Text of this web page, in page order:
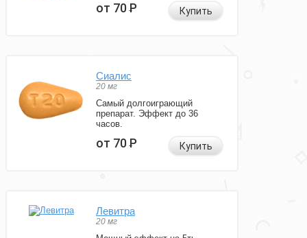
от 70Р Купить
Сиалис
20 мг
Самый долгоиграющий
препарат. Эффект до 36
часов.
от 70Р Купить
Левитра
20 мг